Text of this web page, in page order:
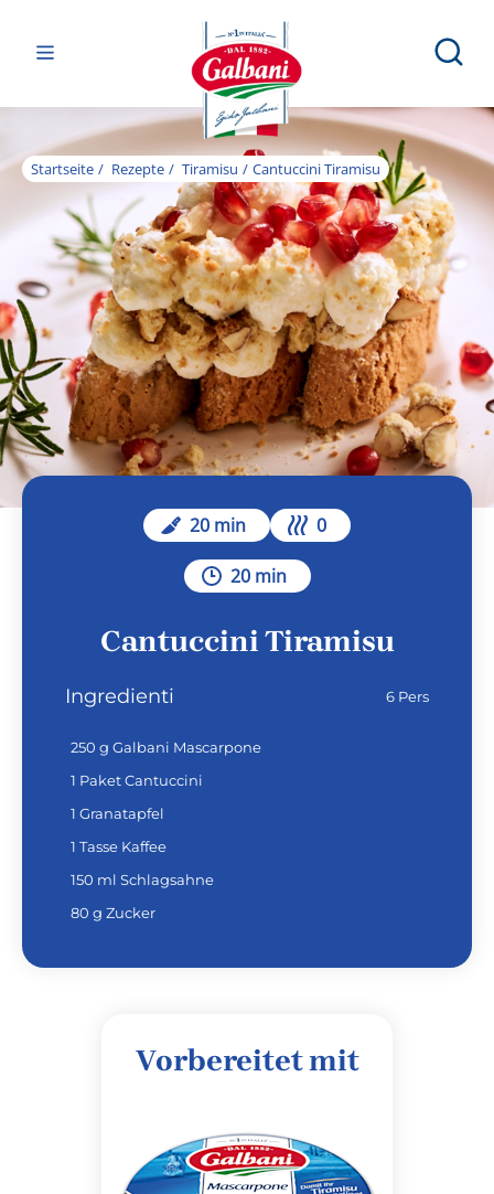
Startseite Rezepte Tiramisu Cantuccini Tiramisu
20 min 0
20 min
Cantuccini Tiramisu
Ingredienti 6 Pers
250 g Galbani Mascarpone
1 Paket Cantuccini
1 Granatapfel
1 Tasse Kaffee
150 ml Schlagsahne
80 g Zucker
Vorbereitet mit